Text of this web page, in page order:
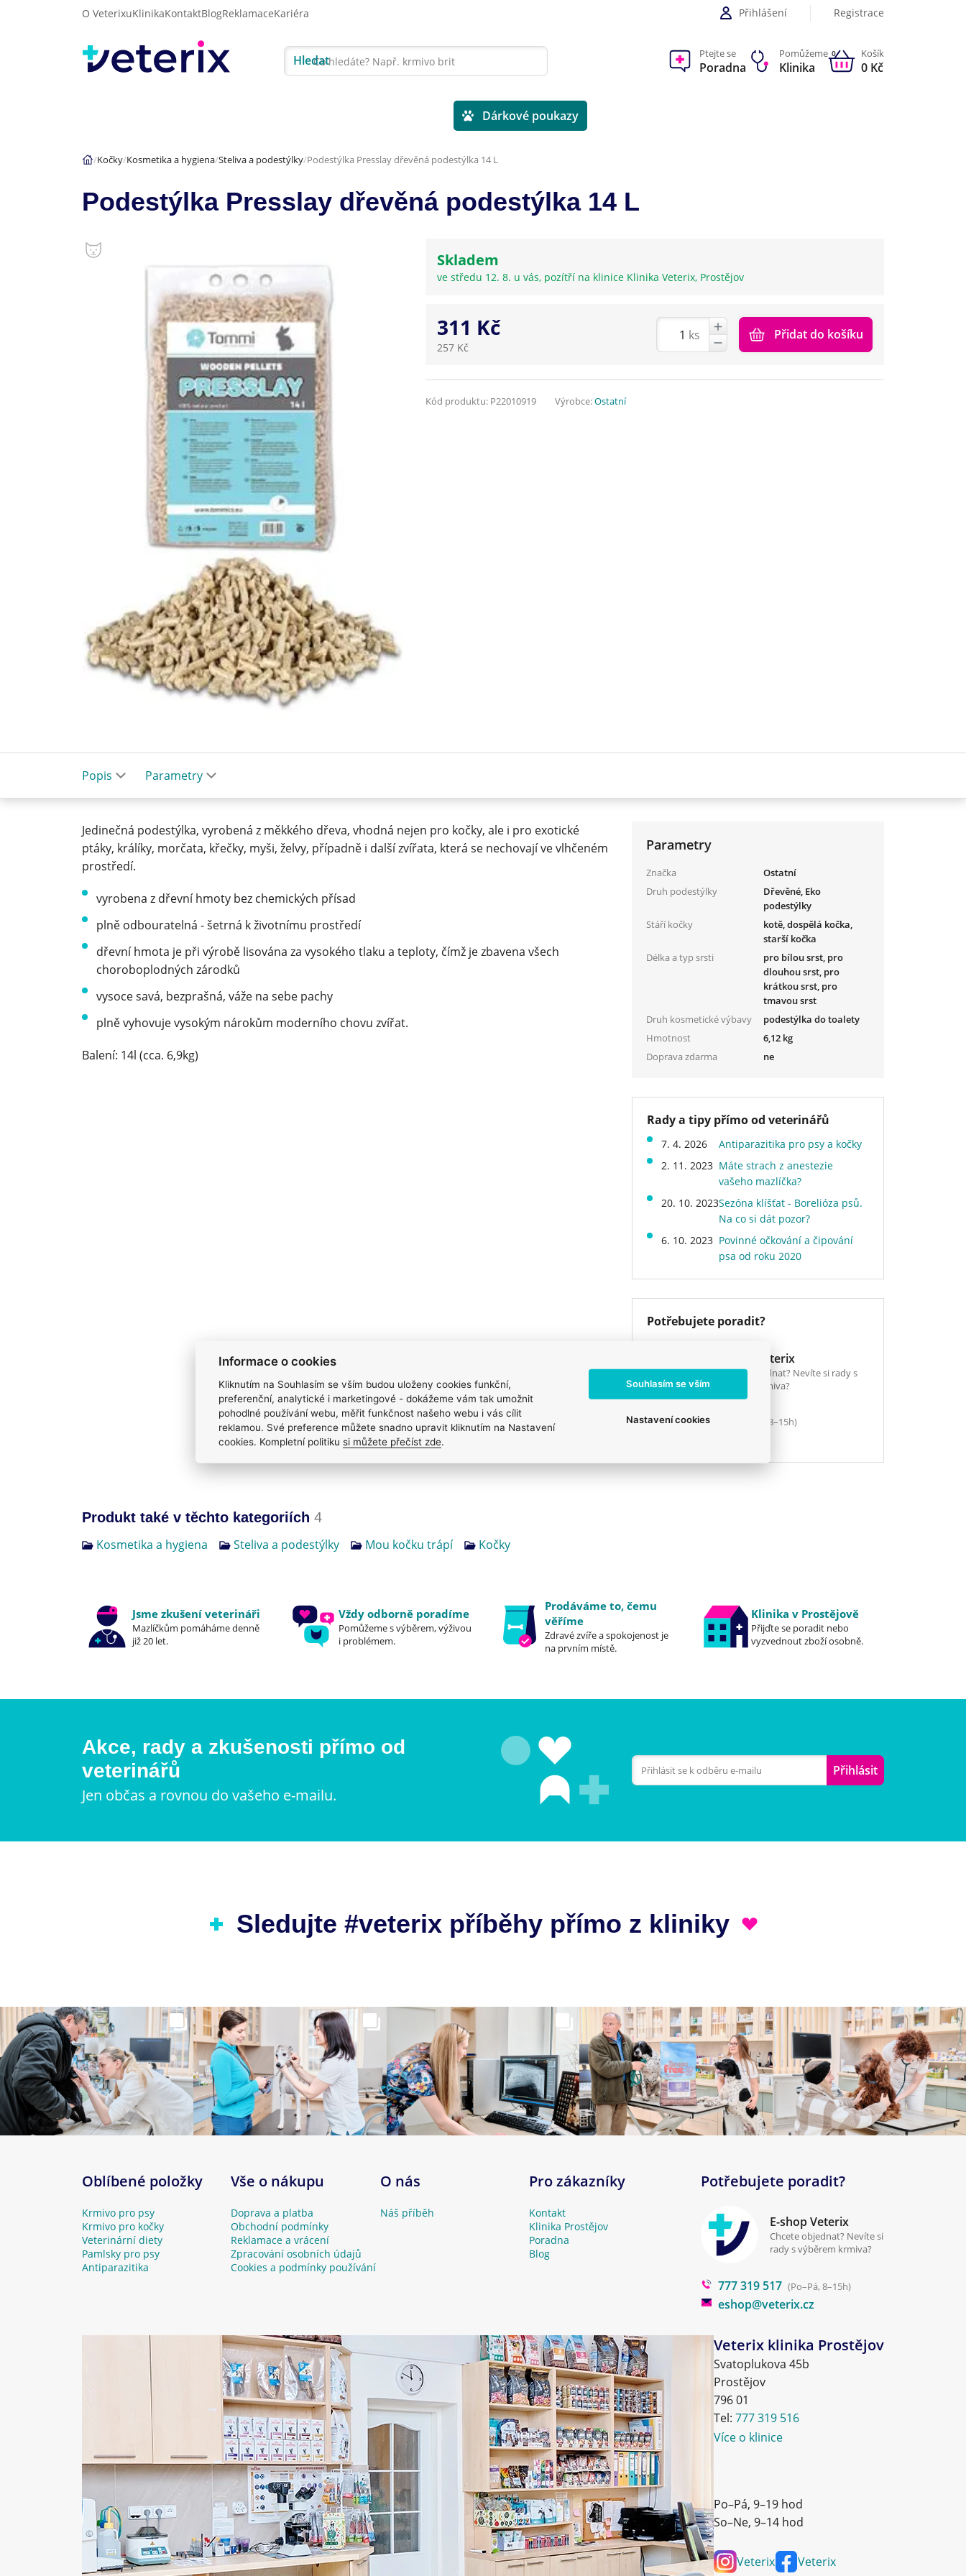
O VeterixuKlinikaKontaktBlogReklamaceKariéra Přihlášení Registrace
Hledat Ptejte se
Poradna
Pomůžeme
Klinika
0 Košík
0 Kč
Dárkové poukazy
Kočky Kosmetika a hygiena Steliva a podestýlky Podestýlka Presslay dřevěná podestýlka 14 L
Podestýlka Presslay dřevěná podestýlka 14 L
Skladem
ve středu 12. 8. u vás, pozítří na klinice Klinika Veterix, Prostějov
311 Kč
257 Kč
ks Přidat do košíku
Kód produktu: P22010919 Výrobce:Ostatní
Popis Parametry
Jedinečná podestýlka, vyrobená z měkkého dřeva, vhodná nejen pro kočky, ale i pro exotické
ptáky, králíky, morčata, křečky, myši, želvy, případně i další zvířata, která se nechovají ve vlhčeném
prostředí.
vyrobena z dřevní hmoty bez chemických přísad
plně odbouratelná - šetrná k životnímu prostředí
dřevní hmota je při výrobě lisována za vysokého tlaku a teploty, čímž je zbavena všech
choroboplodných zárodků
vysoce savá, bezprašná, váže na sebe pachy
plně vyhovuje vysokým nárokům moderního chovu zvířat.
Balení: 14l (cca. 6,9kg)
Parametry
Značka
Ostatní
Druh podestýlky
Dřevěné, Eko
podestýlky
Stáří kočky
kotě, dospělá kočka,
starší kočka
Délka a typ srsti
pro bílou srst, pro
dlouhou srst, pro
krátkou srst, pro
tmavou srst
Druh kosmetické výbavy
podestýlka do toalety
Hmotnost
6,12 kg
Doprava zdarma
ne
Rady a tipy přímo od veterinářů
7. 4. 2026
Antiparazitika pro psy a kočky
2. 11. 2023 Máte strach z anestezie
vašeho mazlíčka?
20. 10. 2023Sezóna klíšťat - Borelióza psů.
Na co si dát pozor?
6. 10. 2023 Povinné očkování a čipování
psa od roku 2020
Potřebujete poradit?
E-shop Veterix
Chcete objednat? Nevíte si rady s
výběrem krmiva?
777 319 517 (Po–Pá, 8–15h)
Produkt také v těchto kategoriích 4
Kosmetika a hygiena
Steliva a podestýlky Mou kočku trápí Kočky
Jsme zkušení veterináři
Mazlíčkům pomáháme denně
již 20 let.
Vždy odborně poradíme
Pomůžeme s výběrem, výživou
i problémem.
Prodáváme to, čemu
věříme
Zdravé zvíře a spokojenost je
na prvním místě.
Klinika v Prostějově
Přijďte se poradit nebo
vyzvednout zboží osobně.
Akce, rady a zkušenosti přímo od
veterinářů
Jen občas a rovnou do vašeho e-mailu.
Přihlásit
Sledujte #veterix příběhy přímo z kliniky
Oblíbené položky
Krmivo pro psy
Krmivo pro kočky
Veterinární diety
Pamlsky pro psy
Antiparazitika
Vše o nákupu
Doprava a platba
Obchodní podmínky
Reklamace a vrácení
Zpracování osobních údajů
Cookies a podmínky používání
O nás
Náš příběh
Pro zákazníky
Kontakt
Klinika Prostějov
Poradna
Blog
Potřebujete poradit?
E-shop Veterix
Chcete objednat? Nevíte si
rady s výběrem krmiva?
777 319 517 (Po–Pá, 8–15h)
eshop@veterix.cz
Veterix klinika Prostějov
Svatoplukova 45b
Prostějov
796 01
Tel: 777 319 516
Více o klinice
Po–Pá, 9–19 hod
So–Ne, 9–14 hod
Veterix Veterix
Informace o cookies
Kliknutím na Souhlasím se vším budou uloženy cookies funkční,
preferenční, analytické i marketingové - dokážeme vám tak umožnit
pohodlné používání webu, měřit funkčnost našeho webu i vás cílit
reklamou. Své preference můžete snadno upravit kliknutím na Nastavení
cookies. Kompletní politiku si můžete přečíst zde.
Souhlasím se vším
Nastavení cookies